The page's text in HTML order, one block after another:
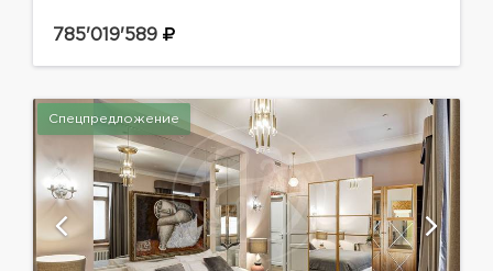
многофункциональный комплекс в центре
785'019'589
Спецпредложение